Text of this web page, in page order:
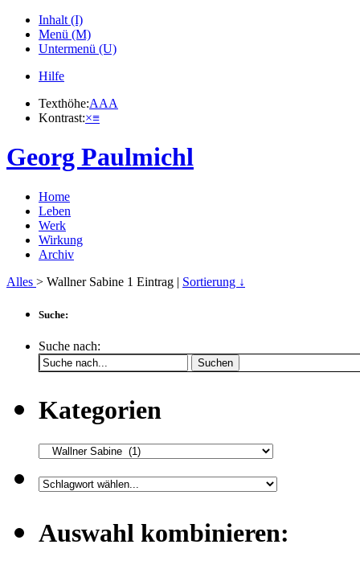
Inhalt (I)
Menü (M)
Untermenü (U)
Hilfe
Texthöhe:AAA
Kontrast:×≡
Georg Paulmichl
Home
Leben
Werk
Wirkung
Archiv
Alles > Wallner Sabine 1 Eintrag | Sortierung ↓
Suche:
Suche nach:
Suchen
Kategorien
Auswahl kombinieren: